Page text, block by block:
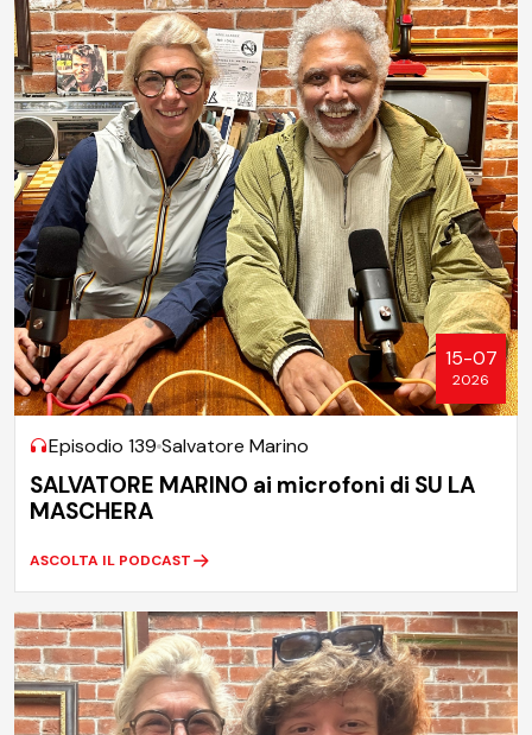
15-07
2026
Episodio 139 Salvatore Marino
SALVATORE MARINO ai microfoni di SU LA
MASCHERA
ASCOLTA IL PODCAST